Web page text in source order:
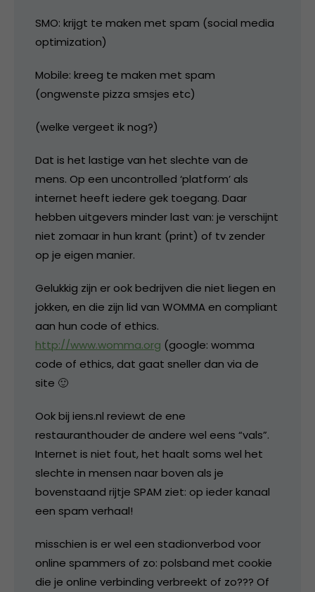
SMO: krijgt te maken met spam (social media
optimization)
Mobile: kreeg te maken met spam
(ongwenste pizza smsjes etc)
(welke vergeet ik nog?)
Dat is het lastige van het slechte van de
mens. Op een uncontrolled ‘platform’ als
internet heeft iedere gek toegang. Daar
hebben uitgevers minder last van: je verschijnt
niet zomaar in hun krant (print) of tv zender
op je eigen manier.
Gelukkig zijn er ook bedrijven die niet liegen en
jokken, en die zijn lid van WOMMA en compliant
aan hun code of ethics.
http://www.womma.org (google: womma
code of ethics, dat gaat sneller dan via de
site 🙂
Ook bij iens.nl reviewt de ene
restauranthouder de andere wel eens “vals”.
Internet is niet fout, het haalt soms wel het
slechte in mensen naar boven als je
bovenstaand rijtje SPAM ziet: op ieder kanaal
een spam verhaal!
misschien is er wel een stadionverbod voor
online spammers of zo: polsband met cookie
die je online verbinding verbreekt of zo??? Of